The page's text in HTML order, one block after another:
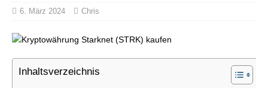
6. März 2024 Chris
Inhaltsverzeichnis